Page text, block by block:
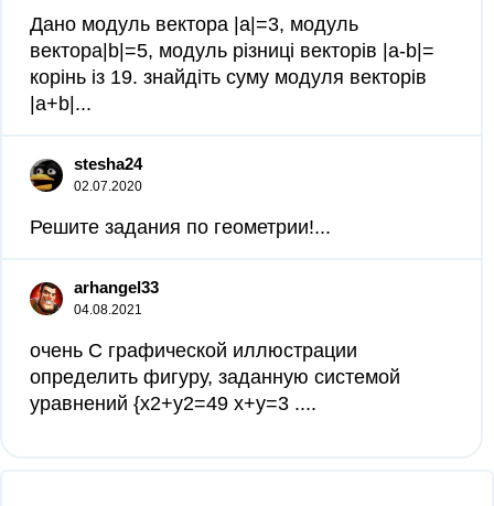
Дано модуль вектора |а|=3, модуль
вектора|b|=5, модуль різниці векторів |a-b|=
корінь із 19. знайдіть суму модуля векторів
|a+b|...
stesha24
02.07.2020
Решите задания по геометрии!...
arhangel33
04.08.2021
очень С графической иллюстрации
определить фигуру, заданную системой
уравнений {х2+у2=49 х+у=3 .​...